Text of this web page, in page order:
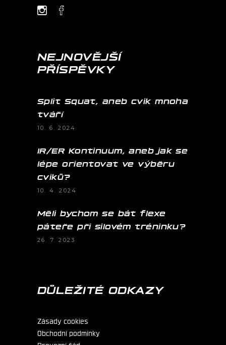
NEJNOVĚJŠÍ
PŘÍSPĚVKY
Split Squat, aneb cvik mnoha
tváří
10. 6. 2024
IR/ER Kontinuum, aneb jak se
lépe orientovat ve výběru
cviků?
10. 4. 2024
Měli bychom se bát flexe
páteře při silovém tréninku?
26. 7. 2023
DŮLEŽITÉ ODKAZY
Zásady cookies
Obchodní podmínky